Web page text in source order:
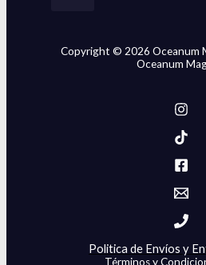
Copyright © 2026 Oceanum
Oceanum
Politica de Envíos y
Términos y